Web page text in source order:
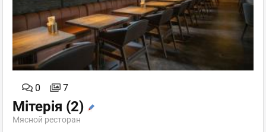
0 7
Мітерія (2)
Мясной ресторан